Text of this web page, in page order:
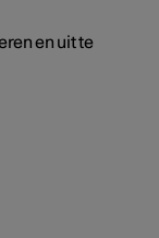
en uit te